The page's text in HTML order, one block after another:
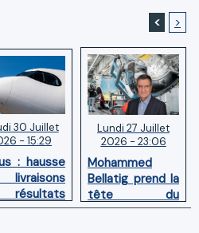
< >
30 Juillet
- 15:29
: hausse
livraisons
Lundi 27 Juillet
2026 - 23:06
Mohammed
Bellatig prend la
tête du
Groupement